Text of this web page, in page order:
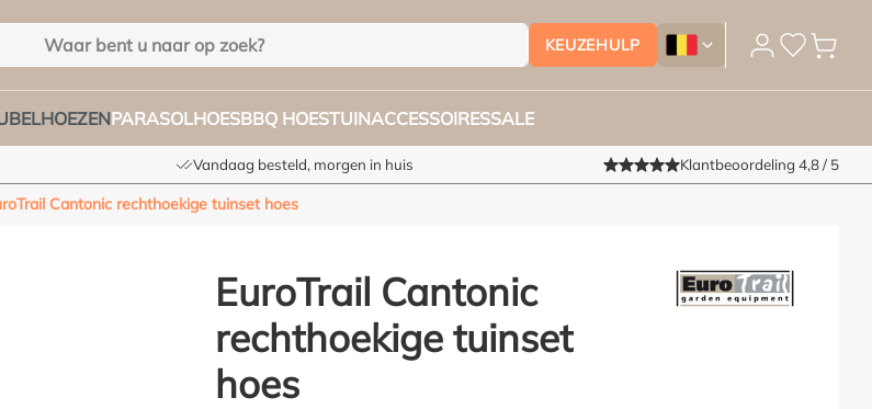
KEUZEHULP
Tuinmeubelhoesshop.be -
PARASOLHOESBBQ HOESTUINACCESSOIRESSALE
Vandaag besteld, morgen in huis Klantbeoordeling 4,8 / 5
Cantonic rechthoekige tuinset hoes
EuroTrail Cantonic
rechthoekige tuinset
hoes